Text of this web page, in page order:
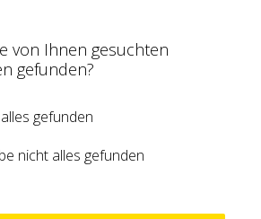
von Ihnen gesuchten
gefunden?
gefunden
nicht alles gefunden